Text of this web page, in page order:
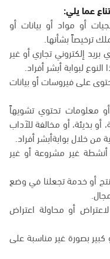
عما يلي:
أو مواد أو بيانات أو
ترخيصاً بشأنها.
إلكتروني تجاري أو غير
لبوابة أبشر أفراد.
على فيروسات أو بيانات
معلومات تحتوي تشويهاً
أو بذيئة، أو مخالفة للآداب
من خلال بوابةأبشر أفراد.
أنشطة غير مشروعة أو غير
أو خدمة تجعلنا في وضع
أو محاولة اعتراض
كبير بصورة غير مناسبة على